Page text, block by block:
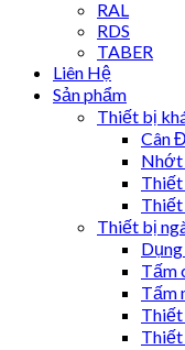
RAL
RDS
TABER
Liên Hệ
Sản phẩm
Thiết bị
Cân
Nhớt
Thiết
Thiết bị
Tấm
Tấm